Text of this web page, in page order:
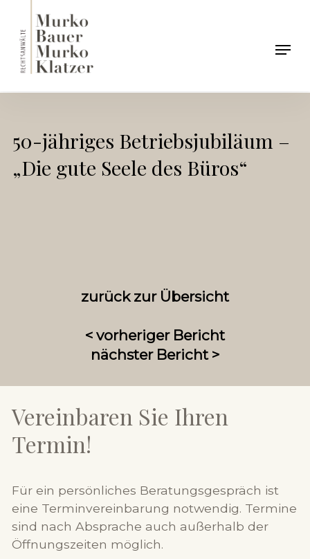
main
content
Menu
50-jähriges Betriebsjubiläum –
„Die gute Seele des Büros“
zurück zur Übersicht
< vorheriger Bericht
nächster Bericht >
Vereinbaren Sie Ihren
Termin!
Für ein persönliches Beratungsgespräch ist
eine Terminvereinbarung notwendig. Termine
sind nach Absprache auch außerhalb der
Öffnungszeiten möglich.